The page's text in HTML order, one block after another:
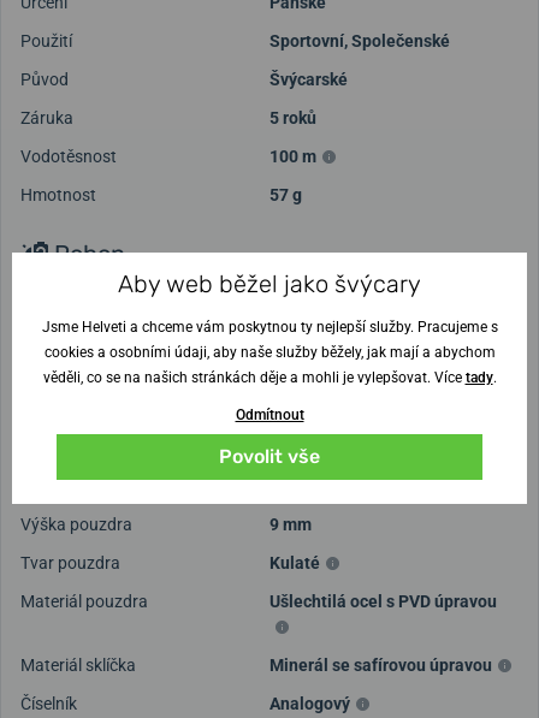
Použití
Sportovní,Společenské
Původ
Švýcarské
Záruka
5 roků
Vodotěsnost
100 m
Hmotnost
57 g
Pohon
Bateriový Quartz
Ronda 515
Přesnost chodu v sekundách
±15 s / měsíc
Ciferník a pouzdro
Rozměr pouzdra
42 mm
Výška pouzdra
9 mm
Tvar pouzdra
Kulaté
Materiál pouzdra
Ušlechtilá ocel s PVD úpravou
Materiál sklíčka
Minerál se safírovou úpravou
Číselník
Analogový
Aby web běžel jako švýcary
Jsme Helveti a chceme vám poskytnou ty nejlepší služby. Pracujeme s
cookies a osobními údaji, aby naše služby běžely, jak mají a abychom
věděli, co se na našich stránkách děje a mohli je vylepšovat. Více tady.
Odmítnout
Povolit vše